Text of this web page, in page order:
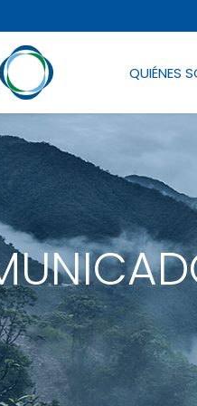
QUIÉNES